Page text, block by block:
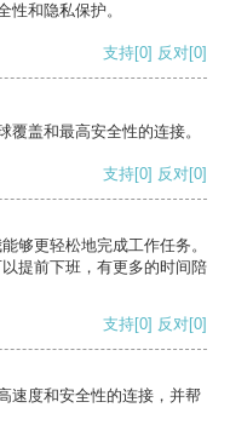
性和隐私保护。
支持[0] 反对[0]
盖和最高安全性的连接。
支持[0] 反对[0]
够更轻松地完成工作任务。
提前下班，有更多的时间陪
支持[0] 反对[0]
速度和安全性的连接，并帮